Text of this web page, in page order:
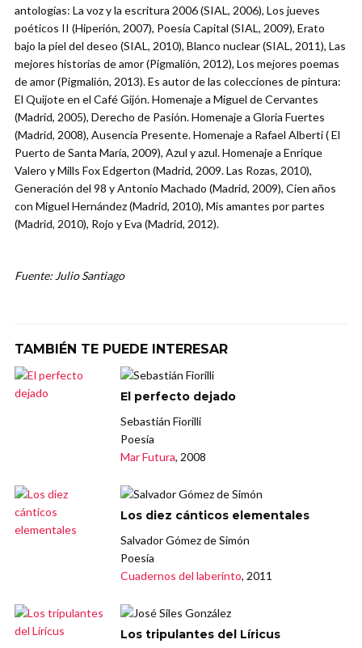
antologías: La voz y la escritura 2006 (SIAL, 2006), Los jueves
poéticos II (Hiperión, 2007), Poesía Capital (SIAL, 2009), Erato
bajo la piel del deseo (SIAL, 2010), Blanco nuclear (SIAL, 2011), Las
mejores historias de amor (Pigmalión, 2012), Los mejores poemas
de amor (Pigmalión, 2013). Es autor de las colecciones de pintura:
El Quijote en el Café Gijón. Homenaje a Miguel de Cervantes
(Madrid, 2005), Derecho de Pasión. Homenaje a Gloria Fuertes
(Madrid, 2008), Ausencia Presente. Homenaje a Rafael Alberti ( El
Puerto de Santa María, 2009), Azul y azul. Homenaje a Enrique
Valero y Mills Fox Edgerton (Madrid, 2009. Las Rozas, 2010),
Generación del 98 y Antonio Machado (Madrid, 2009), Cien años
con Miguel Hernández (Madrid, 2010), Mis amantes por partes
(Madrid, 2010), Rojo y Eva (Madrid, 2012).
Fuente: Julio Santiago
TAMBIÉN TE PUEDE INTERESAR
El perfecto dejado
Sebastián Fiorilli
Poesía
Mar Futura, 2008
Los diez cánticos elementales
Salvador Gómez de Simón
Poesía
Cuadernos del laberinto, 2011
Los tripulantes del Líricus